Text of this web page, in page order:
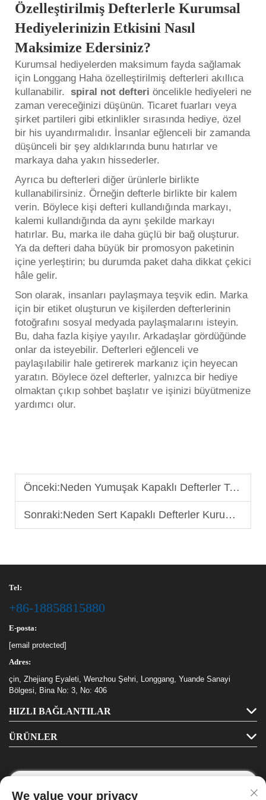
Özelleştirilmiş Defterlerle Kurumsal
Hediyelerinizin Etkisini Nasıl
Maksimize Edersiniz?
Kurumsal hediyelerden maksimum fayda sağlamak
için Longgang Haha özelleştirilmiş defterleri akıllıca
kullanabilir. spiral not defteri öncelikle hediyeleri ne
zaman vereceğinizi düşünün. Ticaret fuarları veya
şirket partileri gibi etkinlikler sırasında hediye, özel
bir his uyandırmalıdır. İnsanlar eğlenceli bir zamanda
düşünceli bir şey aldıklarında bunu hatırlar ve
markaya daha yakın hissederler.
Ayrıca bu defterleri diğer ürünlerle birlikte
kullanabilirsiniz. Örneğin defterle birlikte bir kalem
verin. Böylece kişi defteri kullandığında markayı,
kalemi kullandığında da aynı şekilde markayı
hatırlar. Bu, marka ile daha güçlü bir bağ oluşturur.
Ya da defteri daha büyük bir promosyon paketinin
içine yerleştirin; bu durumda paket daha dikkat çekici
hâle gelir.
Son olarak, insanları paylaşmaya teşvik edin. Marka
için bir etiket oluşturun ve kişilerden defterlerinin
fotoğrafını sosyal medyada paylaşmalarını isteyin.
Bu, daha fazla kişiye yayılır. Arkadaşlar gördüğünde
onlar da isteyebilir. Defterleri eğlenceli ve
paylaşılabilir hale getirerek markanız için heyecan
yaratın. Böylece özel defterler, yalnızca bir hediye
olmaktan çıkıp sohbet başlatır ve işinizi büyütmenize
yardımcı olur.
Önceki:Neden Yumuşak Kapaklı Defterler Tanıtım Pazarında Öne Çıkıyor
Sonraki:Neden Sert Kapaklı Defterler Kurumsal Marka Oluşturmada Tercih Edilir?
Tel:
+86-18858815880
E-posta:
[email protected]
Adres:
çin, Zhejiang Eyaleti, Wenzhou Şehri, Longgang, Yuande Sanayi
Bölgesi, Bina No: 3, No: 406
HIZLI BAĞLANTILAR
ÜRÜNLER
We value your privacy